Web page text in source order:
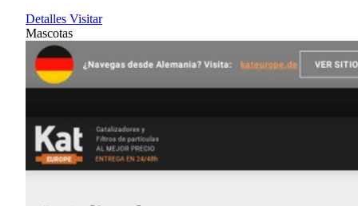
Detalles Visitar
Mascotas